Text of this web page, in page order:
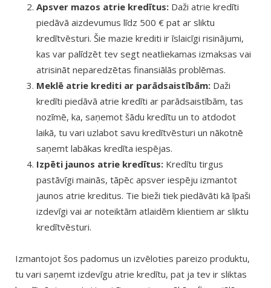
Apsver mazos atrie kredītus: Daži atrie kredīti
piedāvā aizdevumus līdz 500 € pat ar sliktu
kredītvēsturi. Šie mazie krediti ir īslaicīgi risinājumi,
kas var palīdzēt tev segt neatliekamas izmaksas vai
atrisināt neparedzētas finansiālās problēmas.
Meklē atrie krediti ar parādsaistībām: Daži
kredīti piedāvā atrie kredīti ar parādsaistībām, tas
nozīmē, ka, saņemot šādu kredītu un to atdodot
laikā, tu vari uzlabot savu kredītvēsturi un nākotnē
saņemt labākas kredīta iespējas.
Izpēti jaunos atrie kredītus: Kredītu tirgus
pastāvīgi mainās, tāpēc apsver iespēju izmantot
jaunos atrie kreditus. Tie bieži tiek piedāvāti kā īpaši
izdevīgi vai ar noteiktām atlaidēm klientiem ar sliktu
kredītvēsturi.
Izmantojot šos padomus un izvēloties pareizo produktu,
tu vari saņemt izdevīgu atrie kredītu, pat ja tev ir sliktas